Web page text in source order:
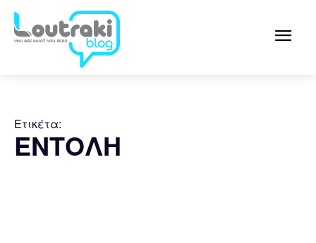
Ετικέτα:
ΕΝΤΟΛΗ